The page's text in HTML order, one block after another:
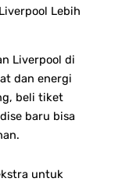
Lebih
Liverpool di
dan energi
beli tiket
baru bisa
untuk